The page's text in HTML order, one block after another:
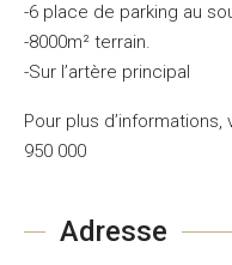
-6 place de parking au
-8000m² terrain.
-Sur l’artère principal
Pour plus
950 000
Adresse